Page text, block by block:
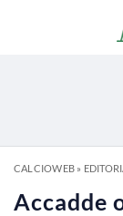
CALCIOWEB»
Accadde